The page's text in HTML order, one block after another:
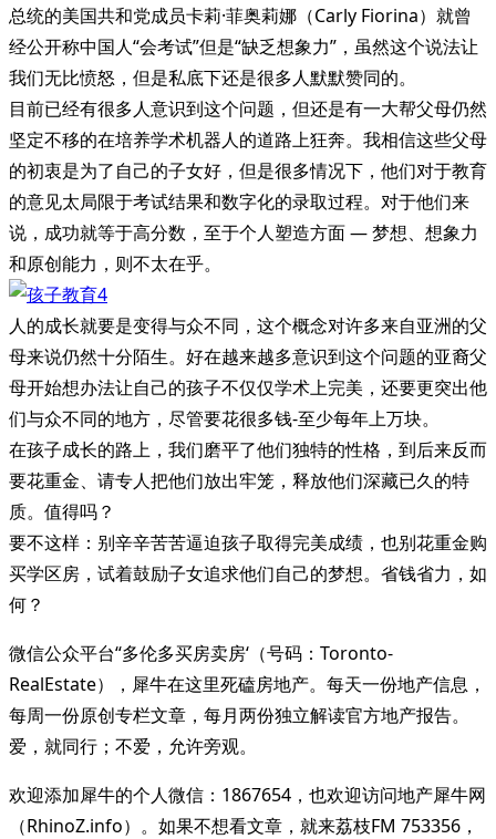
总统的美国共和党成员卡莉·菲奥莉娜（Carly Fiorina）就曾
经公开称中国人“会考试”但是“缺乏想象力”，虽然这个说法让
我们无比愤怒，但是私底下还是很多人默默赞同的。
目前已经有很多人意识到这个问题，但还是有一大帮父母仍然
坚定不移的在培养学术机器人的道路上狂奔。我相信这些父母
的初衷是为了自己的子女好，但是很多情况下，他们对于教育
的意见太局限于考试结果和数字化的录取过程。对于他们来
说，成功就等于高分数，至于个人塑造方面 — 梦想、想象力
和原创能力，则不太在乎。
人的成长就要是变得与众不同，这个概念对许多来自亚洲的父
母来说仍然十分陌生。好在越来越多意识到这个问题的亚裔父
母开始想办法让自己的孩子不仅仅学术上完美，还要更突出他
们与众不同的地方，尽管要花很多钱-至少每年上万块。
在孩子成长的路上，我们磨平了他们独特的性格，到后来反而
要花重金、请专人把他们放出牢笼，释放他们深藏已久的特
质。值得吗？
要不这样：别辛辛苦苦逼迫孩子取得完美成绩，也别花重金购
买学区房，试着鼓励子女追求他们自己的梦想。省钱省力，如
何？
微信公众平台“多伦多买房卖房‘（号码：Toronto-
RealEstate），犀牛在这里死磕房地产。每天一份地产信息，
每周一份原创专栏文章，每月两份独立解读官方地产报告。
爱，就同行；不爱，允许旁观。
欢迎添加犀牛的个人微信：1867654，也欢迎访问地产犀牛网
（RhinoZ.info）。如果不想看文章，就来荔枝FM 753356，